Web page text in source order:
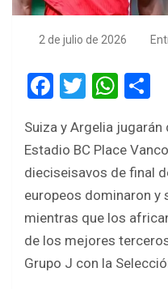
2 de julio de 2026
F
ce
b
o
o
k
T
tt
er
W
at
s
A
p
p
e
Suiza y Argelia
Estadio BC Place
dieciseisavos de final
europeos dominaron y
mientras que los
de los mejores
Grupo J con la